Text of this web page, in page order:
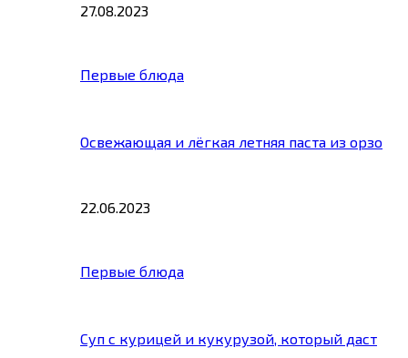
27.08.2023
Первые блюда
Освежающая и лёгкая летняя паста из орзо
22.06.2023
Первые блюда
Суп с курицей и кукурузой, который даст